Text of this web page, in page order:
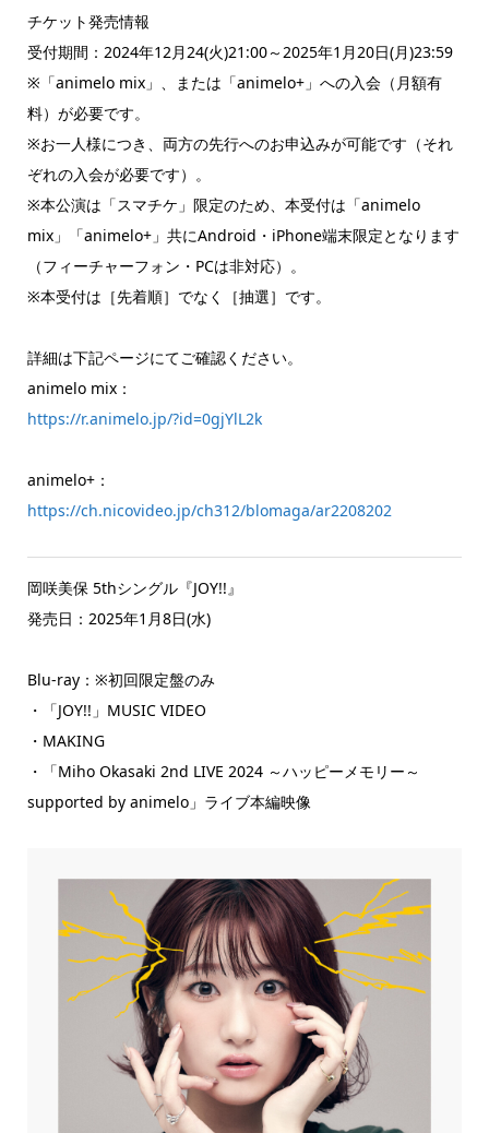
チケット発売情報
受付期間：2024年12月24(火)21:00～2025年1月20日(月)23:59
※「animelo mix」、または「animelo+」への入会（月額有
料）が必要です。
※お一人様につき、両方の先行へのお申込みが可能です（それ
ぞれの入会が必要です）。
※本公演は「スマチケ」限定のため、本受付は「animelo
mix」「animelo+」共にAndroid・iPhone端末限定となります
（フィーチャーフォン・PCは非対応）。
※本受付は［先着順］でなく［抽選］です。
詳細は下記ページにてご確認ください。
animelo mix：
https://r.animelo.jp/?id=0gjYlL2k
animelo+：
https://ch.nicovideo.jp/ch312/blomaga/ar2208202
岡咲美保 5thシングル『JOY!!』
発売日：2025年1月8日(水)
Blu-ray：※初回限定盤のみ
・「JOY!!」MUSIC VIDEO
・MAKING
・「Miho Okasaki 2nd LIVE 2024 ～ハッピーメモリー～
supported by animelo」ライブ本編映像